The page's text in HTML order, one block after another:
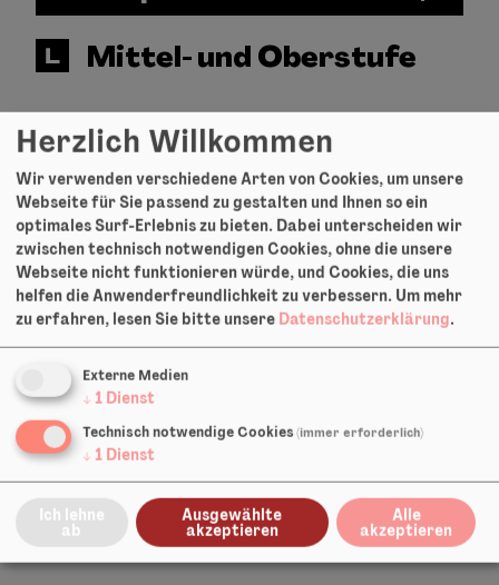
Mittel- und Oberstufe
NEU
HIN UND WEG (BESONDERS MOBIL)
Möchten Sie von
Herzlich Willkommen
Wir verwenden verschiedene Arten von Cookies, um unsere
Webseite für Sie passend zu gestalten und Ihnen so ein
optimales Surf-Erlebnis zu bieten. Dabei unterscheiden wir
zwischen technisch notwendigen Cookies, ohne die unsere
Webseite nicht funktionieren würde, und Cookies, die uns
helfen die Anwenderfreundlichkeit zu verbessern. Um mehr
zu erfahren, lesen Sie bitte unsere Datenschutzerklärung.
Externe Medien
↓ 1 Dienst
Technisch notwendige Cookies (immer erforderlich)
↓ 1 Dienst
Ich lehne
ab
Ausgewählte
akzeptieren
Alle
akzeptieren